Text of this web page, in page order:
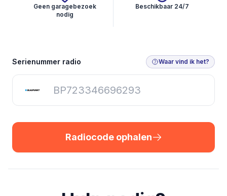
Geen garagebezoek
nodig
Beschikbaar 24/7
Radiocode ophalen
Serienummer radio Waar vind ik het?
Radiocode ophalen